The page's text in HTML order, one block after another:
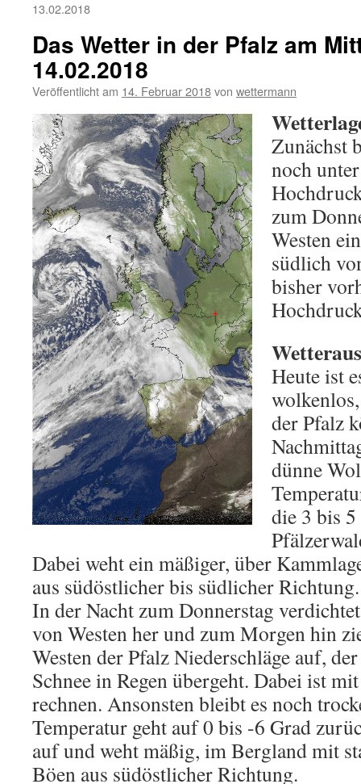
13.02.2018
Das Wetter in der Pfalz am
14.02.2018
Veröffentlicht am 14. Februar 2018von wettermann
Zunächst
noch
zum
Westen
südlich
bisher
Heute ist
der Pfalz
dünne
die 3 bis
Dabei weht ein mäßiger, über
aus südöstlicher bis südlicher Richtung.
In der Nacht zum Donnerstag
von Westen her und zum Morgen hin
Westen der Pfalz Niederschläge auf,
Schnee in Regen übergeht. Dabei ist
rechnen. Ansonsten bleibt es noch
Temperatur geht auf 0 bis -6 Grad
auf und weht mäßig, im Bergland mit
Böen aus südöstlicher Richtung.